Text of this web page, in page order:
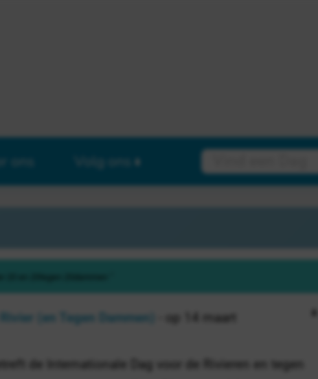
ons Volg ons
(en Tegen Dammen) - op 14 maart
de Internationale Dag voor de Rivieren en tegen